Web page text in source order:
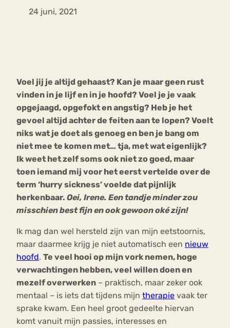
24 juni, 2021
Voel jij je altijd gehaast? Kan je maar geen rust
vinden in je lijf en in je hoofd? Voel je je vaak
opgejaagd, opgefokt en angstig? Heb je het
gevoel altijd achter de feiten aan te lopen? Voelt
niks wat je doet als genoeg en ben je bang om
niet mee te komen met… tja, met wat eigenlijk?
Ik weet het zelf soms ook niet zo goed, maar
toen iemand mij voor het eerst vertelde over de
term ‘hurry sickness’ voelde dat pijnlijk
herkenbaar. Oei, Irene. Een tandje minder zou
misschien best fijn en ook gewoon oké zijn!
Ik mag dan wel hersteld zijn van mijn eetstoornis,
maar daarmee krijg je niet automatisch een nieuw
hoofd. Te veel hooi op mijn vork nemen, hoge
verwachtingen hebben, veel willen doen en
mezelf overwerken – praktisch, maar zeker ook
mentaal – is iets dat tijdens mijn therapie vaak ter
sprake kwam. Een heel groot gedeelte hiervan
komt vanuit mijn passies, interesses en
Forum
mia
Nerv
osa
Eetstoornis Anorexia Nervosa
Eetbuien Piekeren Sport
Trauma
Orthorexia
Afvallen Angst